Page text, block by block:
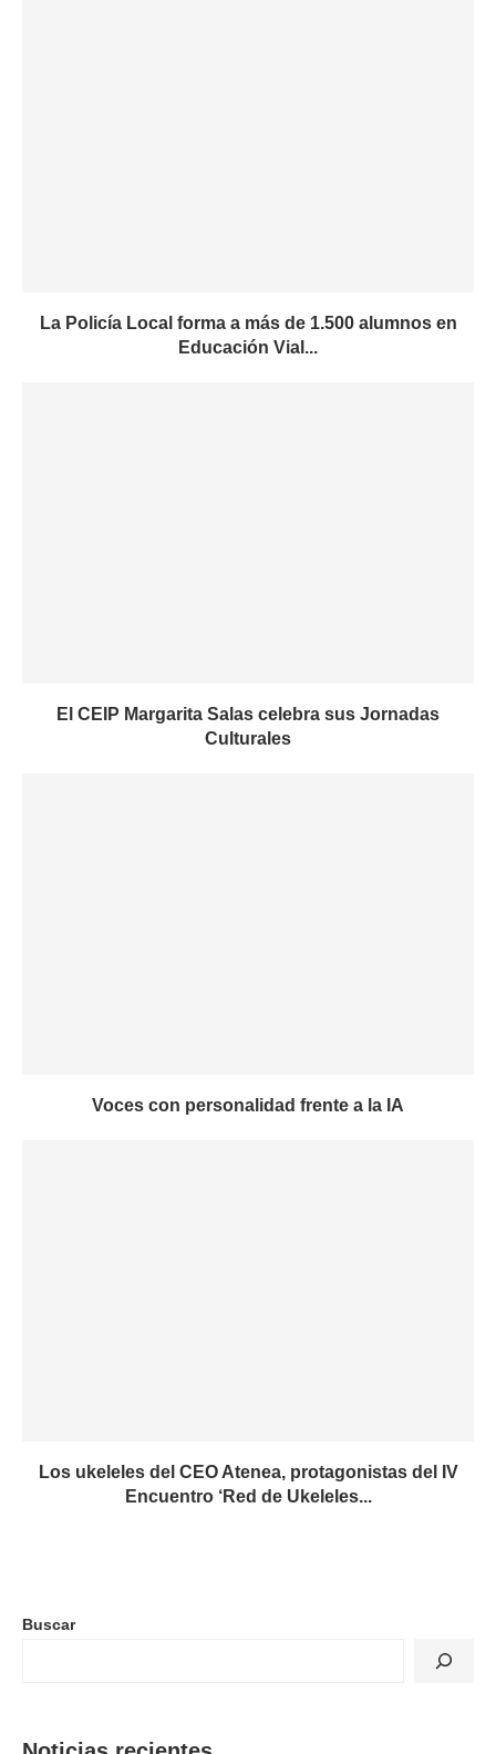
La Policía Local forma a más de 1.500 alumnos en
Educación Vial...
El CEIP Margarita Salas celebra sus Jornadas
Culturales
Voces con personalidad frente a la IA
Los ukeleles del CEO Atenea, protagonistas del IV
Encuentro ‘Red de Ukeleles...
Buscar